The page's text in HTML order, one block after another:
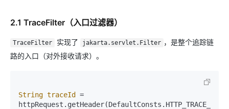
2.1 TraceFilter（入口过滤器）
TraceFilter 实现了 jakarta.servlet.Filter ，是整个追踪链
路的入口（对外接收请求）。
String traceId
=